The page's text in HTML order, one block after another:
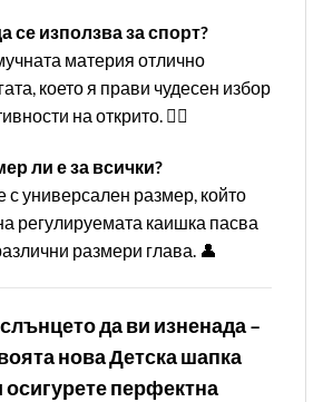
се използва за спорт?
материя отлично
което я прави чудесен избор
на открито. 🏌️‍♂️
ли е за всички?
с универсален размер, който
регулируемата каишка пасва
размери глава. 👤
слънцето да ви изненада –
нова Детска шапка
осигурете перфектна